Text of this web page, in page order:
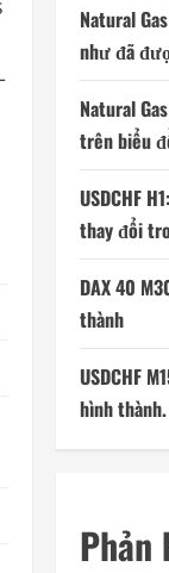
Natural
như đã
Natural
trên biểu
USDCHF
thay đổi
DAX 40
thành
USDCHF
hình thành.
Phản